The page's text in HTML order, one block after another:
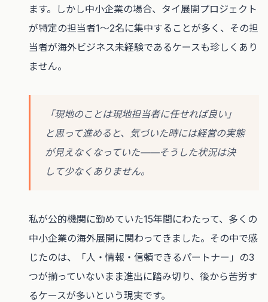
ます。しかし中小企業の場合、タイ展開プロジェクト
が特定の担当者1〜2名に集中することが多く、その担
当者が海外ビジネス未経験であるケースも珍しくあり
ません。
「現地のことは現地担当者に任せれば良い」
と思って進めると、気づいた時には経営の実態
が見えなくなっていた——そうした状況は決
して少なくありません。
私が公的機関に勤めていた15年間にわたって、多くの
中小企業の海外展開に関わってきました。その中で感
じたのは、「人・情報・信頼できるパートナー」の3
つが揃っていないまま進出に踏み切り、後から苦労す
るケースが多いという現実です。